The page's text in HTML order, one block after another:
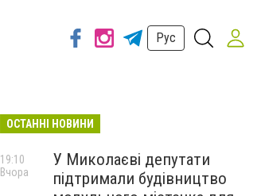
Рус
ОСТАННІ НОВИНИ
У Миколаєві депутати
підтримали будівництво
19:10
Вчора